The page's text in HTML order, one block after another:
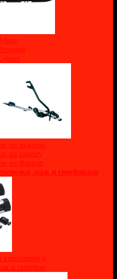
на заднюю
на крышу
на фаркоп
лыж и сноубордов
крепления д
и сноубор